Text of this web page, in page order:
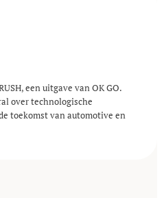
een uitgave van OK GO.
over technologische
toekomst van automotive en